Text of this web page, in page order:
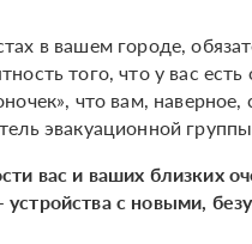
в вашем городе,
того, что у вас
что вам,
эвакуационной
вас и ваших близких
с новыми,